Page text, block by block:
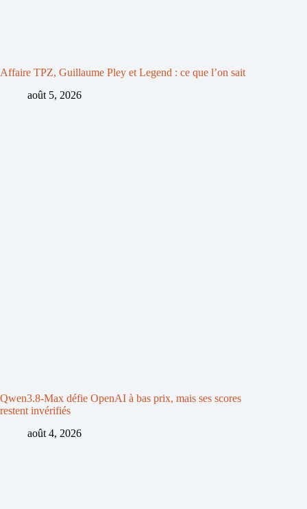
Affaire TPZ, Guillaume Pley et Legend : ce que l’on sait
août 5, 2026
Qwen3.8-Max défie OpenAI à bas prix, mais ses scores
restent invérifiés
août 4, 2026